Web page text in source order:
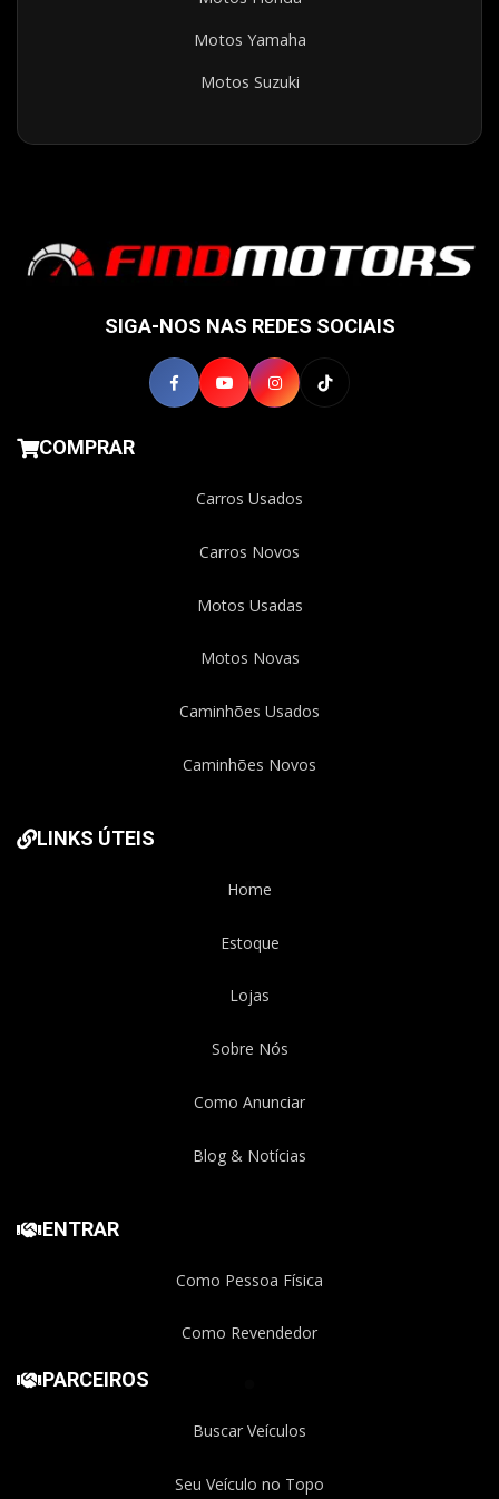
Motos Yamaha
Motos Suzuki
SIGA-NOS NAS REDES SOCIAIS
COMPRAR
Carros Usados
Carros Novos
Motos Usadas
Motos Novas
Caminhões Usados
Caminhões Novos
LINKS ÚTEIS
Home
Estoque
Lojas
Sobre Nós
Como Anunciar
Blog & Notícias
ENTRAR
Como Pessoa Física
Como Revendedor
PARCEIROS
Buscar Veículos
Seu Veículo no Topo